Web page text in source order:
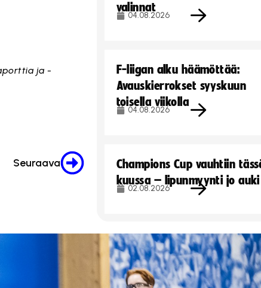
ja -
Seuraava
valinnat
04.08.2026
F-liigan alku häämöttää:
Avauskierrokset syyskuun
toisella viikolla
04.08.2026
Champions Cup vauhtiin
kuussa – lipunmyynti jo auki
02.08.2026